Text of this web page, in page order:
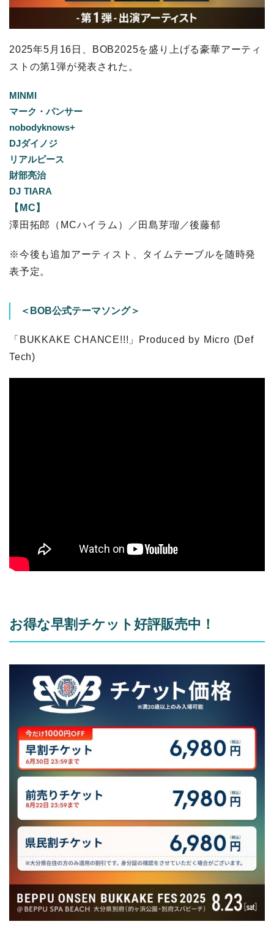
2025年5月16日、BOB2025を盛り上げる豪華アーティ
ストの第1弾が発表された。
MINMI
マーク・パンサー
nobodyknows+
DJダイノジ
リアルピース
財部亮治
DJ TIARA
【MC】
澤田拓郎（MCハイラム）／田島芽瑠／後藤郁
※今後も追加アーティスト、タイムテーブルを随時発
表予定。
＜BOB公式テーマソング＞
「BUKKAKE CHANCE!!!」Produced by Micro (Def
Tech)
お得な早割チケット好評販売中！